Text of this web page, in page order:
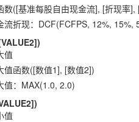
数([基准每股自由现金流], [折现率
流折现：DCF(FCFPS, 12%, 15%,
值
值函数([数值1], [数值2])
值：MAX(1.0, 2.0)
值